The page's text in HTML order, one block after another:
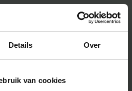
Details Over
van cookies